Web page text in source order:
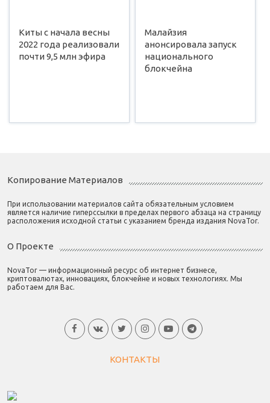
Киты с начала весны
2022 года реализовали
почти 9,5 млн эфира
Малайзия
анонсировала запуск
национального
блокчейна
Копирование Материалов
При использовании материалов сайта обязательным условием
является наличие гиперссылки в пределах первого абзаца на страницу
расположения исходной статьи с указанием бренда издания NovaTor.
О Проекте
NovaTor — информационный ресурс об интернет бизнесе,
криптовалютах, инновациях, блокчейне и новых технологиях. Мы
работаем для Вас.
КОНТАКТЫ